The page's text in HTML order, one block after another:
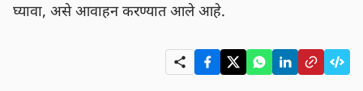
घ्यावा, असे आवाहन करण्यात आले आहे.